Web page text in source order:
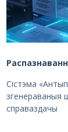
Сістэма
згенераваныя
справаздачы